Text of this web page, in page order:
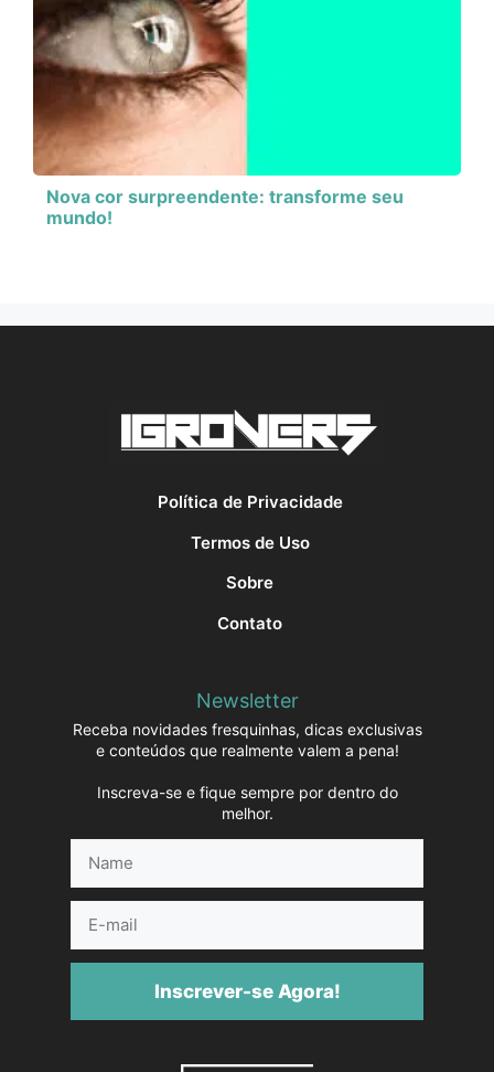
Nova cor surpreendente: transforme seu
mundo!
Política de Privacidade
Termos de Uso
Sobre
Contato
Newsletter
Receba novidades fresquinhas, dicas exclusivas
e conteúdos que realmente valem a pena!
Inscreva-se e fique sempre por dentro do
melhor.
mail
Inscrever-se Agora!